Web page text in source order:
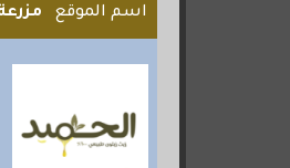
اسم الموقع